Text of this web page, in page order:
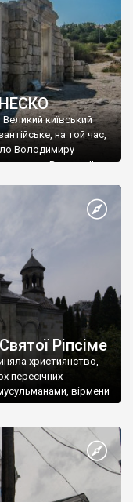
Великий київський
на той час,
Володимиру
Василю ІІ, та
християнином.
Таврійського
Ріпсіме
християнство,
пересічних
вірмени